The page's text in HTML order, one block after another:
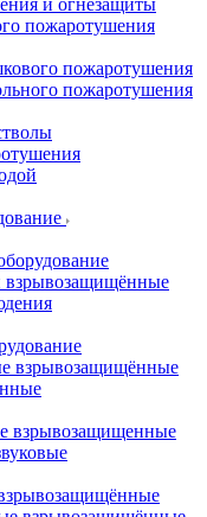
и огнезащиты
пожаротушения
пожаротушения
пожаротушения
взрывозащищённые
взрывозащищённые
взрывозащищенные